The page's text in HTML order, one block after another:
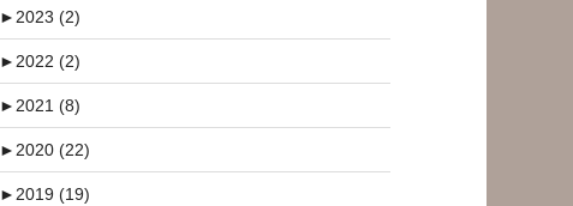
►2023 (2)
►2022 (2)
►2021 (8)
►2020 (22)
►2019 (19)